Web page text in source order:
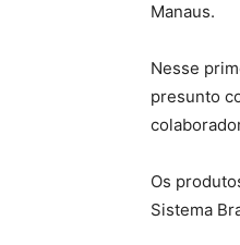
Manaus.
Nesse
presunto
Os
Sistema